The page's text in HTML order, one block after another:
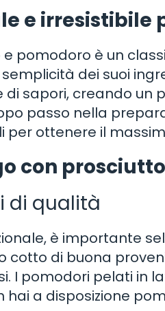
e irresistibile
pomodoro è un
dei suoi
di sapori, creando un
passo nella
per ottenere il
con
di qualità
è importante
cotto di buona
I pomodori pelati in
hai a disposizione